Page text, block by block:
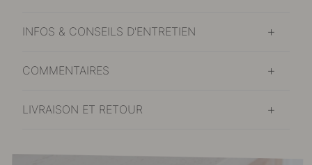
INFOS & CONSEILS D'ENTRETIEN
COMMENTAIRES
LIVRAISON ET RETOUR